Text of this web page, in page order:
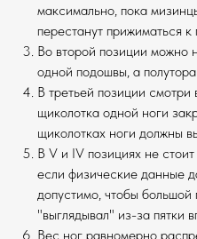
максимально, пока
перестанут прижиматься к
Во второй позиции можно
одной подошвы, а
В третьей позиции смотри
щиколотка одной ноги
щиколотках ноги должны
В V и IV позициях не
если физические данные
допустимо, чтобы
"выглядывал" из-за пятки
Вес ног равномерно